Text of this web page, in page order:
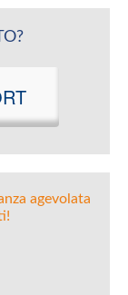
agevolata